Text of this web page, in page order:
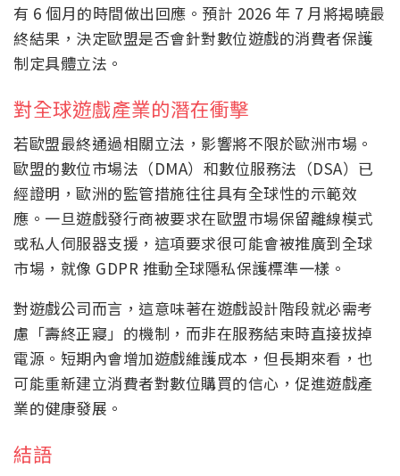
有 6 個月的時間做出回應。預計 2026 年 7 月將揭曉最
終結果，決定歐盟是否會針對數位遊戲的消費者保護
制定具體立法。
對全球遊戲產業的潛在衝擊
若歐盟最終通過相關立法，影響將不限於歐洲市場。
歐盟的數位市場法（DMA）和數位服務法（DSA）已
經證明，歐洲的監管措施往往具有全球性的示範效
應。一旦遊戲發行商被要求在歐盟市場保留離線模式
或私人伺服器支援，這項要求很可能會被推廣到全球
市場，就像 GDPR 推動全球隱私保護標準一樣。
對遊戲公司而言，這意味著在遊戲設計階段就必需考
慮「壽終正寢」的機制，而非在服務結束時直接拔掉
電源。短期內會增加遊戲維護成本，但長期來看，也
可能重新建立消費者對數位購買的信心，促進遊戲產
業的健康發展。
結語